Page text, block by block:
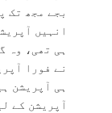
بجے مجھ تک
انہیں
ہی تھی، وہ
نے فورا
ہی آپریشن
آپریشن کے